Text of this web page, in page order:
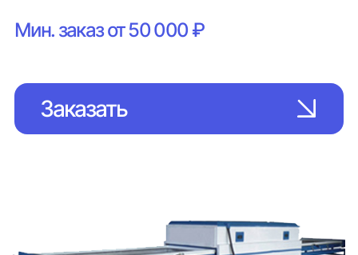
Мин. заказ от 50 000 ₽
Заказать